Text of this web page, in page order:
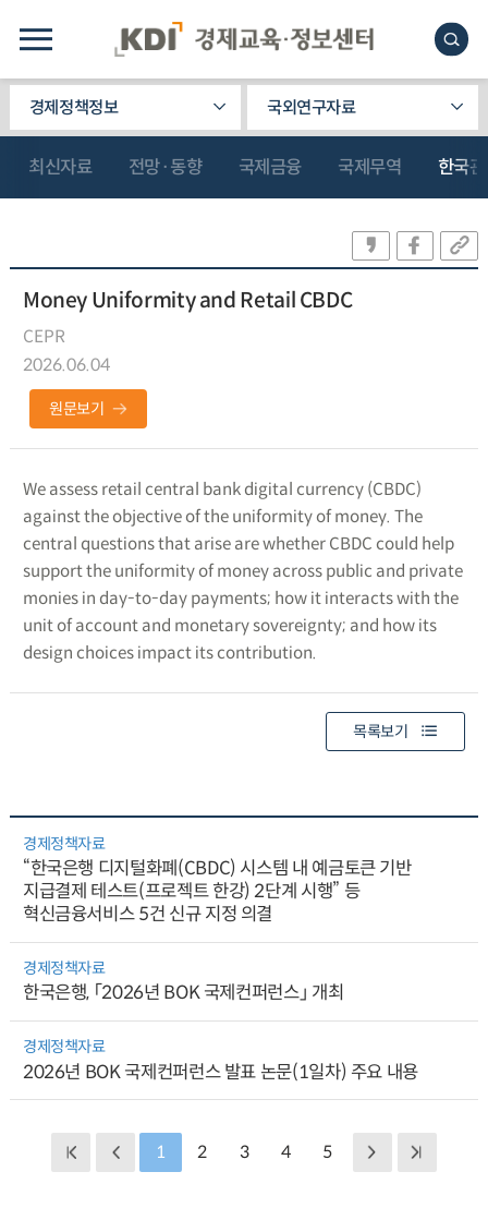
경제정책정보 국외연구자료
최신자료 전망·동향 국제금융 국제무역 한국
Money Uniformity and Retail CBDC
CEPR
2026.06.04
원문보기
We assess retail central bank digital currency (CBDC)
against the objective of the uniformity of money. The
central questions that arise are whether CBDC could help
support the uniformity of money across public and private
monies in day-to-day payments; how it interacts with the
unit of account and monetary sovereignty; and how its
design choices impact its contribution.
목록보기
경제정책자료
“한국은행 디지털화폐(CBDC) 시스템 내 예금토큰 기반
지급결제 테스트(프로젝트 한강) 2단계 시행” 등
혁신금융서비스 5건 신규 지정 의결
경제정책자료
한국은행, 「2026년 BOK 국제컨퍼런스」 개최
경제정책자료
2026년 BOK 국제컨퍼런스 발표 논문(1일차) 주요 내용
1 2 3 4 5